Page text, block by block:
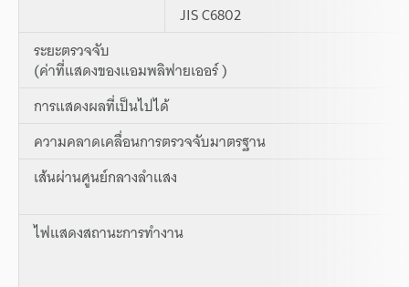
JIS C6802
ระยะตรวจจับ
(ค่าที่แสดงของแอมพลิฟายเออร์ )
การแสดงผลที่เป็นไปได้
ความคลาดเคลื่อนการตรวจจับมาตรฐาน
เส้นผ่านศูนย์กลางลำแสง
ไฟแสดงสถานะการทำงาน